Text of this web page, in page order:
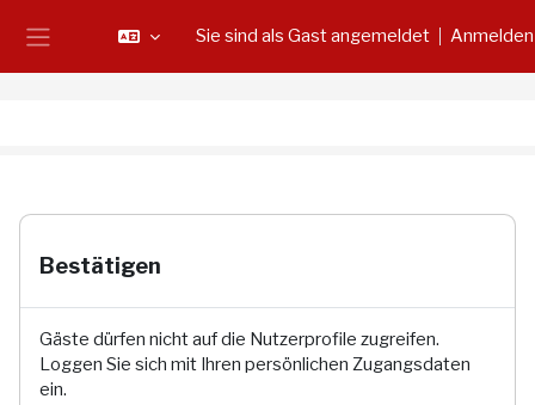
Sie sind als Gast angemeldet Anmelden
Bestätigen
Gäste dürfen nicht auf die Nutzerprofile zugreifen.
Loggen Sie sich mit Ihren persönlichen Zugangsdaten
ein.